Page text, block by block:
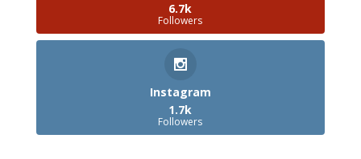
6.7k
Followers
Instagram
1.7k
Followers